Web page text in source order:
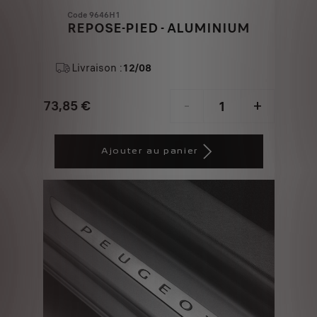
Code 9646H1
REPOSE-PIED - ALUMINIUM
Livraison :12/08
73,85 €
Price
€
- +
Quantity
1
Ajouter au panier